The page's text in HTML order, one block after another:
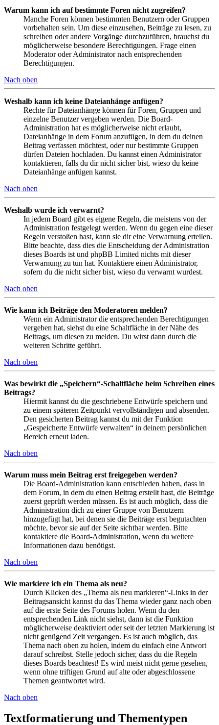
Warum kann ich auf bestimmte Foren nicht zugreifen?
Manche Foren können bestimmten Benutzern oder Gruppen
vorbehalten sein. Um diese einzusehen, Beiträge zu lesen, zu
schreiben oder andere Vorgänge durchzuführen, brauchst du
möglicherweise besondere Berechtigungen. Frage einen
Moderator oder Administrator nach entsprechenden
Berechtigungen.
Nach oben
Weshalb kann ich keine Dateianhänge anfügen?
Rechte für Dateianhänge können für Foren, Gruppen und
einzelne Benutzer vergeben werden. Die Board-
Administration hat es möglicherweise nicht erlaubt,
Dateianhänge in dem Forum anzufügen, in dem du deinen
Beitrag verfassen möchtest, oder nur bestimmte Gruppen
dürfen Dateien hochladen. Du kannst einen Administrator
kontaktieren, falls du dir nicht sicher bist, wieso du keine
Dateianhänge anfügen kannst.
Nach oben
Weshalb wurde ich verwarnt?
In jedem Board gibt es eigene Regeln, die meistens von der
Administration festgelegt werden. Wenn du gegen eine dieser
Regeln verstoßen hast, kann sie dir eine Verwarnung erteilen.
Bitte beachte, dass dies die Entscheidung der Administration
dieses Boards ist und phpBB Limited nichts mit dieser
Verwarnung zu tun hat. Kontaktiere einen Administrator,
sofern du die nicht sicher bist, wieso du verwarnt wurdest.
Nach oben
Wie kann ich Beiträge den Moderatoren melden?
Wenn ein Administrator die entsprechenden Berechtigungen
vergeben hat, siehst du eine Schaltfläche in der Nähe des
Beitrags, um diesen zu melden. Du wirst dann durch die
weiteren Schritte geführt.
Nach oben
Was bewirkt die „Speichern“-Schaltfläche beim Schreiben eines
Beitrags?
Hiermit kannst du die geschriebene Entwürfe speichern und
zu einem späteren Zeitpunkt vervollständigen und absenden.
Den gesicherten Beitrag kannst du mit der Funktion
„Gespeicherte Entwürfe verwalten“ in deinem persönlichen
Bereich erneut laden.
Nach oben
Warum muss mein Beitrag erst freigegeben werden?
Die Board-Administration kann entschieden haben, dass in
dem Forum, in dem du einen Beitrag erstellt hast, die Beiträge
zuerst geprüft werden müssen. Es ist auch möglich, dass die
Administration dich zu einer Gruppe von Benutzern
hinzugefügt hat, bei denen sie die Beiträge erst begutachten
möchte, bevor sie auf der Seite sichtbar werden. Bitte
kontaktiere die Board-Administration, wenn du weitere
Informationen dazu benötigst.
Nach oben
Wie markiere ich ein Thema als neu?
Durch Klicken des „Thema als neu markieren“-Links in der
Beitragsansicht kannst du das Thema wieder ganz nach oben
auf die erste Seite des Forums holen. Wenn du den
entsprechenden Link nicht siehst, dann ist die Funktion
möglicherweise deaktiviert oder seit der letzten Markierung ist
nicht genügend Zeit vergangen. Es ist auch möglich, das
Thema nach oben zu holen, indem du einfach eine Antwort
darauf schreibst. Stelle jedoch sicher, dass du die Regeln
dieses Boards beachtest! Es wird meist nicht gerne gesehen,
wenn ohne triftigen Grund auf alte oder abgeschlossene
Themen geantwortet wird.
Nach oben
Textformatierung und Thementypen